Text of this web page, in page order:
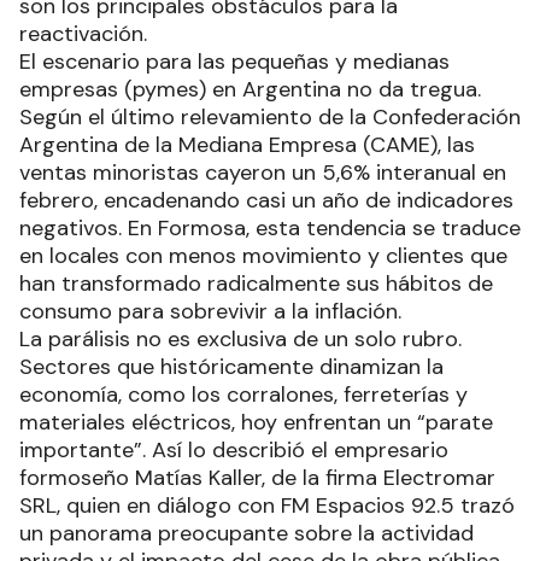
son los principales obstáculos para la
reactivación.
El escenario para las pequeñas y medianas
empresas (pymes) en Argentina no da tregua.
Según el último relevamiento de la Confederación
Argentina de la Mediana Empresa (CAME), las
ventas minoristas cayeron un 5,6% interanual en
febrero, encadenando casi un año de indicadores
negativos. En Formosa, esta tendencia se traduce
en locales con menos movimiento y clientes que
han transformado radicalmente sus hábitos de
consumo para sobrevivir a la inflación.
La parálisis no es exclusiva de un solo rubro.
Sectores que históricamente dinamizan la
economía, como los corralones, ferreterías y
materiales eléctricos, hoy enfrentan un “parate
importante”. Así lo describió el empresario
formoseño Matías Kaller, de la firma Electromar
SRL, quien en diálogo con FM Espacios 92.5 trazó
un panorama preocupante sobre la actividad